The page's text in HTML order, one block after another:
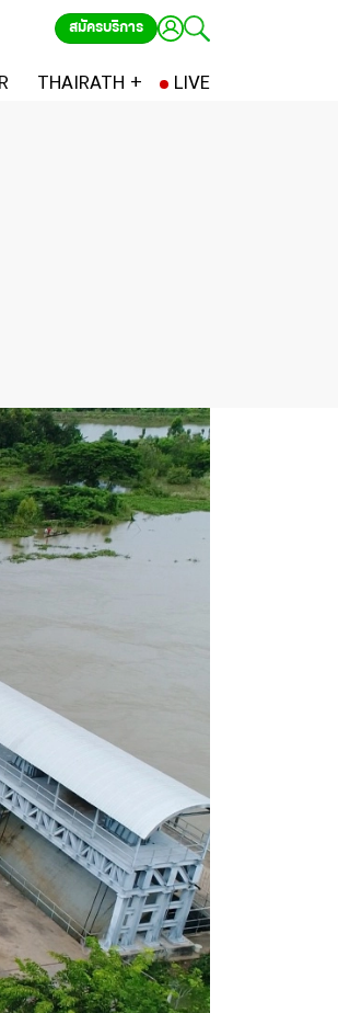
สมัครบริการ
THAIRATH + LIVE